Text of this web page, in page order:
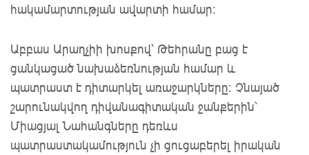
հակամարտության ավարտի համար:
Աբբաս Արաղչիի խոսքով՝ Թեհրանը բաց է
ցանկացած նախաձեռնության համար և
պատրաստ է դիտարկել առաջարկները: Չնայած
շարունակվող դիվանագիտական ջանքերին՝
Միացյալ Նահանգները դեռևս
պատրաստակամություն չի ցուցաբերել իրական